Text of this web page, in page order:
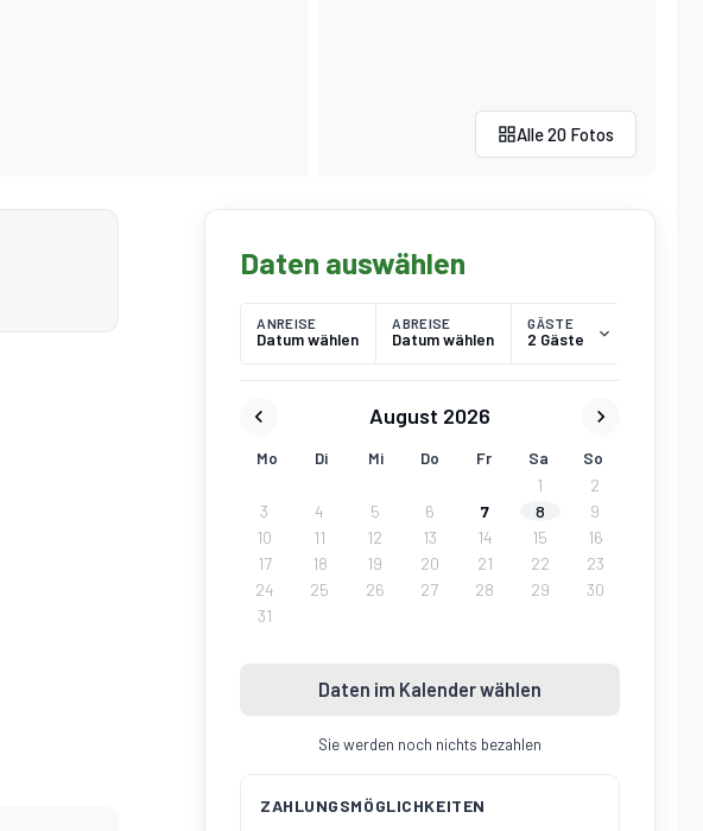
Alle 20 Fotos
Daten auswählen
ANREISE
Datum wählen
ABREISE
Datum wählen
GÄSTE
2 Gäste
August 2026
Mo Di Mi Do Fr Sa
So
1
2
3
4 5 6 7 8
9
10
11 12 13 14 15
16
17
18 19 20 21 22
23
24
25 26 27 28 29
30
31
Daten im Kalender wählen
Sie werden noch nichts bezahlen
ZAHLUNGSMÖGLICHKEITEN